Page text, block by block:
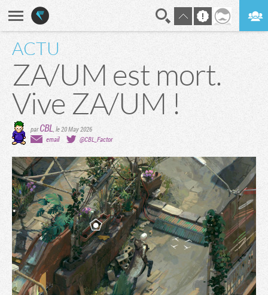
ACTU
ZA/UM est mort.
Vive ZA/UM !
parCBL le 20 May 2026
email
@CBL_Factor